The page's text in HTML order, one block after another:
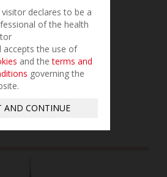
declares to be a
of the health
accepts the use of
and theterms and
governing the
AND CONTINUE